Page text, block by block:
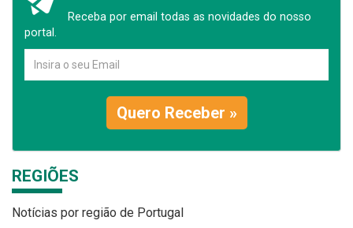
Receba por email todas as novidades do nosso
portal.
Quero Receber »
REGIÕES
Notícias por região de Portugal